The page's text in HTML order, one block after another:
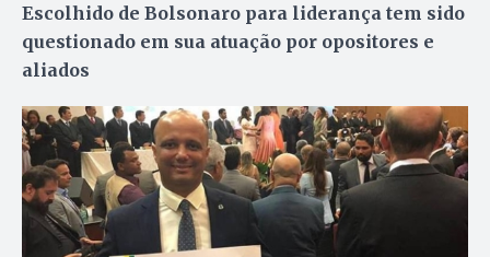
Escolhido de Bolsonaro para liderança tem sido
questionado em sua atuação por opositores e
aliados